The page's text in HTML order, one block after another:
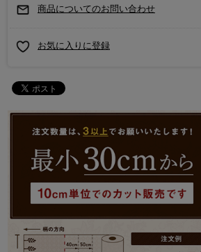
商品についてのお問い合わせ
お気に入りに登録